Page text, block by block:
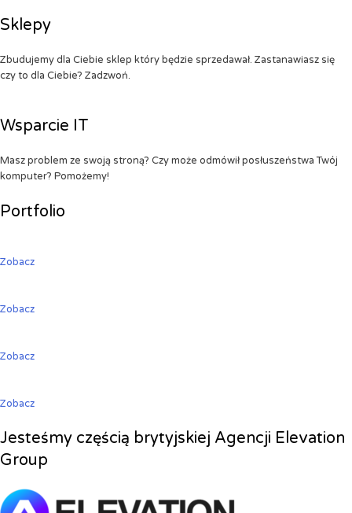
Sklepy
Zbudujemy dla Ciebie sklep który będzie sprzedawał. Zastanawiasz się
czy to dla Ciebie? Zadzwoń.
Wsparcie IT
Masz problem ze swoją stroną? Czy może odmówił posłuszeństwa Twój
komputer? Pomożemy!
Portfolio
Zobacz
Zobacz
Zobacz
Zobacz
Jesteśmy częścią brytyjskiej Agencji Elevation
Group